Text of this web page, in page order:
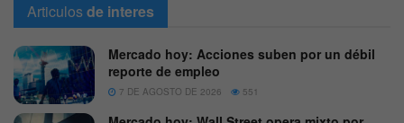
Articulosde interes
Mercado hoy: Acciones suben por un débil
reporte de empleo
7 DE AGOSTO DE 2026 551